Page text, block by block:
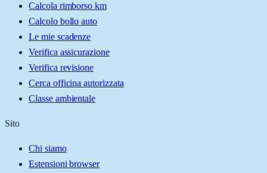
Calcola rimborso km
Calcolo bollo auto
Le mie scadenze
Verifica assicurazione
Verifica revisione
Cerca officina autorizzata
Classe ambientale
Sito
Chi siamo
Estensioni browser